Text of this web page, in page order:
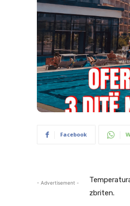
Facebook
- Advertisement -
zbriten.